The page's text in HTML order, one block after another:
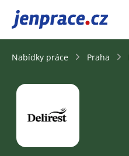
JenPráce.cz
Nabídky práce Praha